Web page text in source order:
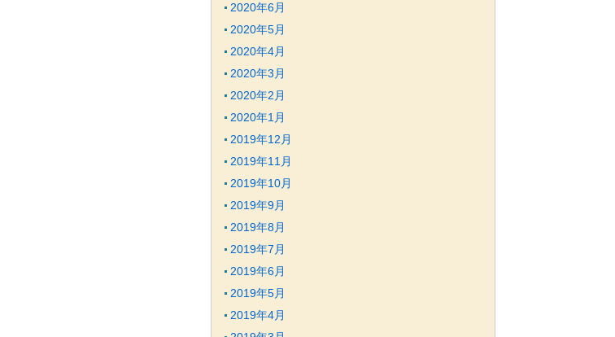
2020年6月
2020年5月
2020年4月
2020年3月
2020年2月
2020年1月
2019年12月
2019年11月
2019年10月
2019年9月
2019年8月
2019年7月
2019年6月
2019年5月
2019年4月